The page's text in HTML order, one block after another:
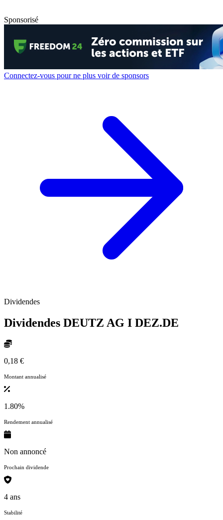
Sponsorisé
Connectez-vous pour ne plus voir de sponsors
Dividendes
Dividendes DEUTZ AG I DEZ.DE
0,18 €
Montant annualisé
1.80%
Rendement annualisé
Non annoncé
Prochain dividende
4 ans
Stabilité